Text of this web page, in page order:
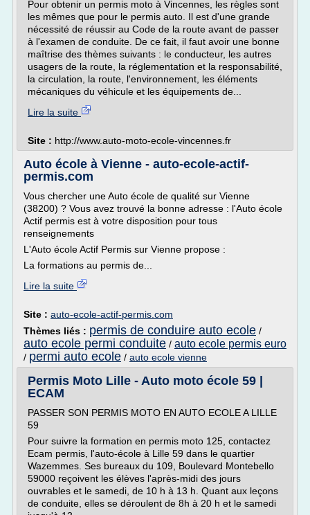
Pour obtenir un permis moto à Vincennes, les règles sont
les mêmes que pour le permis auto. Il est d'une grande
nécessité de réussir au Code de la route avant de passer
à l'examen de conduite. De ce fait, il faut avoir une bonne
maîtrise des thèmes suivants : le conducteur, les autres
usagers de la route, la réglementation et la responsabilité,
la circulation, la route, l'environnement, les éléments
mécaniques du véhicule et les équipements de...
Lire la suite
Site : http://www.auto-moto-ecole-vincennes.fr
Auto école à Vienne - auto-ecole-actif-
permis.com
Vous chercher une Auto école de qualité sur Vienne
(38200) ? Vous avez trouvé la bonne adresse : l'Auto école
Actif permis est à votre disposition pour tous
renseignements
L'Auto école Actif Permis sur Vienne propose :
La formations au permis de...
Lire la suite
Site : auto-ecole-actif-permis.com
Thèmes liés : permis de conduire auto ecole /
auto ecole permi conduite / auto ecole permis euro
/ permi auto ecole / auto ecole vienne
Permis Moto Lille - Auto moto école 59 |
ECAM
PASSER SON PERMIS MOTO EN AUTO ECOLE A LILLE
59
Pour suivre la formation en permis moto 125, contactez
Ecam permis, l'auto-école à Lille 59 dans le quartier
Wazemmes. Ses bureaux du 109, Boulevard Montebello
59000 reçoivent les élèves l'après-midi des jours
ouvrables et le samedi, de 10 h à 13 h. Quant aux leçons
de conduite, elles se déroulent de 8h à 20 h et le samedi